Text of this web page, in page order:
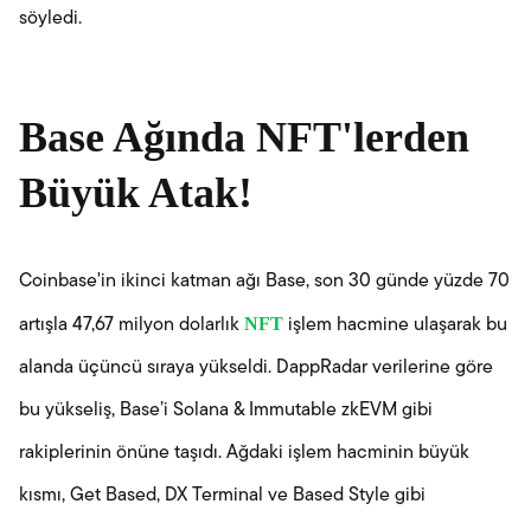
söyledi.
Base Ağında NFT'lerden
Büyük Atak!
Coinbase'in ikinci katman ağı Base, son 30 günde yüzde 70
artışla 47,67 milyon dolarlık NFT işlem hacmine ulaşarak bu
alanda üçüncü sıraya yükseldi. DappRadar verilerine göre
bu yükseliş, Base’i Solana & Immutable zkEVM gibi
rakiplerinin önüne taşıdı. Ağdaki işlem hacminin büyük
kısmı, Get Based, DX Terminal ve Based Style gibi